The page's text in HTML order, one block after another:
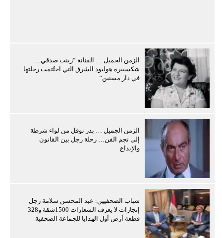
الزمن الجميل … الفنانة “زينب صدقي…
شكسبيرة هوليود الشرق التي اختُتمت رحلتها
في دار مسنين”
الزمن الجميل … بدر نوفل من لواء شرطة
إلى نجم الفن… رحلة رجل بين القانون
والإبداع
شباب الصحفيين: عبد المحسن سلامة رجل
إنجازات لا يعرف الشعارات 1500شقة و328
قطعة أرض أول الهدايا للجماعة الصحفية